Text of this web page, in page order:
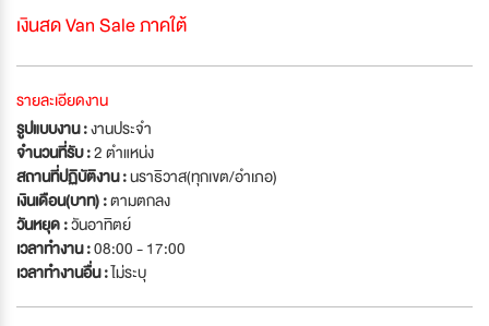
เงินสด Van Sale ภาคใต้
รายละเอียดงาน
รูปแบบงาน :งานประจำ
จำนวนที่รับ :2 ตำแหน่ง
สถานที่ปฏิบัติงาน :นราธิวาส(ทุกเขต/อำเภอ)
เงินเดือน(บาท) :ตามตกลง
วันหยุด :วันอาทิตย์
เวลาทำงาน :08:00 - 17:00
เวลาทำงานอื่น :ไม่ระบุ